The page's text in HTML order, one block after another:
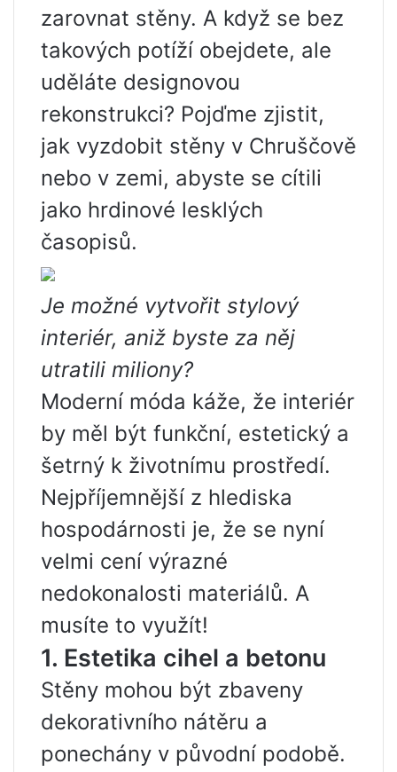
zarovnat stěny. A když se bez
takových potíží obejdete, ale
uděláte designovou
rekonstrukci? Pojďme zjistit,
jak vyzdobit stěny v Chruščově
nebo v zemi, abyste se cítili
jako hrdinové lesklých
časopisů.
Je možné vytvořit stylový
interiér, aniž byste za něj
utratili miliony?
Moderní móda káže, že interiér
by měl být funkční, estetický a
šetrný k životnímu prostředí.
Nejpříjemnější z hlediska
hospodárnosti je, že se nyní
velmi cení výrazné
nedokonalosti materiálů. A
musíte to využít!
1. Estetika cihel a betonu
Stěny mohou být zbaveny
dekorativního nátěru a
ponechány v původní podobě.